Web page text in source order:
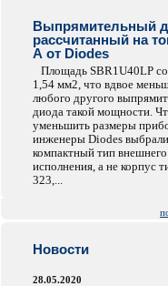
Выпрямительный
рассчитанный на
А от Diodes
Площадь SBR1U40LP
1,54 мм2, что вдвое
любого другого
диода такой мощности.
уменьшить размеры
инженеры Diodes
компактный тип внешнего
исполнения, а не корпус
323,...
Новости
28.05.2020